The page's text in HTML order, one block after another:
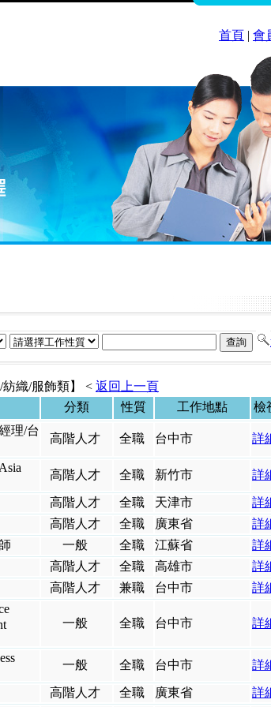
首頁 | 會
織/服飾類】 < 返回上一頁
分類 性質 工作地點 檢
理/台
高階人才 全職 台中市 詳
高階人才 全職 新竹市 詳
高階人才 全職 天津市 詳
高階人才 全職 廣東省 詳
一般 全職 江蘇省 詳
高階人才 全職 高雄市 詳
高階人才 兼職 台中市 詳
一般 全職 台中市 詳
一般 全職 台中市 詳
高階人才 全職 廣東省 詳